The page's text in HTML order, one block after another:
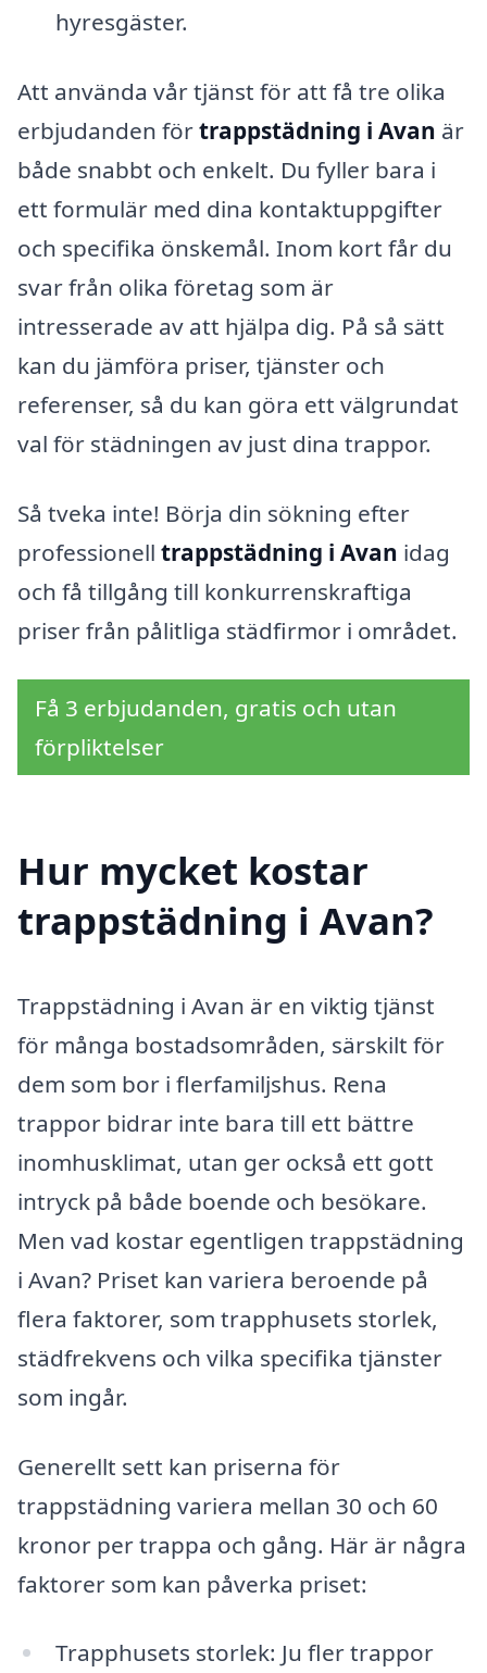
hyresgäster.
Att använda vår tjänst för att få tre olika
erbjudanden förtrappstädning i Avan är
både snabbt och enkelt. Du fyller bara i
ett formulär med dina kontaktuppgifter
och specifika önskemål. Inom kort får du
svar från olika företag som är
intresserade av att hjälpa dig. På så sätt
kan du jämföra priser, tjänster och
referenser, så du kan göra ett välgrundat
val för städningen av just dina trappor.
Så tveka inte! Börja din sökning efter
professionell trappstädning i Avan idag
och få tillgång till konkurrenskraftiga
priser från pålitliga städfirmor i området.
Få 3 erbjudanden, gratis och utan
förpliktelser
Hur mycket kostar
trappstädning i Avan?
Trappstädning i Avan är en viktig tjänst
för många bostadsområden, särskilt för
dem som bor i flerfamiljshus. Rena
trappor bidrar inte bara till ett bättre
inomhusklimat, utan ger också ett gott
intryck på både boende och besökare.
Men vad kostar egentligen trappstädning
i Avan? Priset kan variera beroende på
flera faktorer, som trapphusets storlek,
städfrekvens och vilka specifika tjänster
som ingår.
Generellt sett kan priserna för
trappstädning variera mellan 30 och 60
kronor per trappa och gång. Här är några
faktorer som kan påverka priset:
Trapphusets storlek: Ju fler trappor